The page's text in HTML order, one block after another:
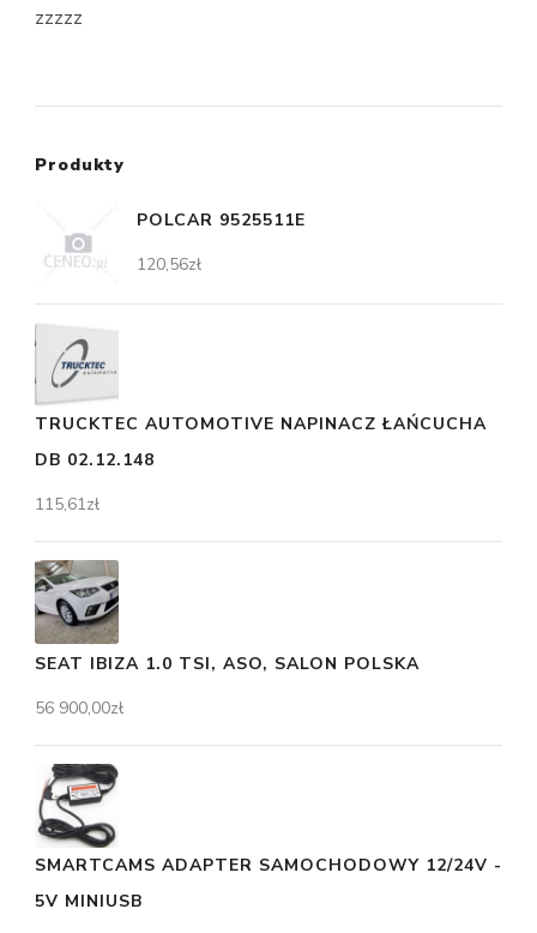
zzzzz
Produkty
POLCAR 9525511E
120,56zł
TRUCKTEC AUTOMOTIVE NAPINACZ ŁAŃCUCHA
DB 02.12.148
115,61zł
SEAT IBIZA 1.0 TSI, ASO, SALON POLSKA
56 900,00zł
SMARTCAMS ADAPTER SAMOCHODOWY 12/24V -
5V MINIUSB